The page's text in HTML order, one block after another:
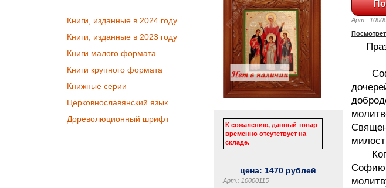
Книги, изданные в 2024 году
Книги, изданные в 2023 году
Книги малого формата
Книги крупного формата
Книжные серии
Церковнославянский язык
Дореволюционный шрифт
К сожалению, данный товар
временно отсутствует на
складе.
цена: 1470 рублей
Арт.: 10000115
Арт.:
Софию